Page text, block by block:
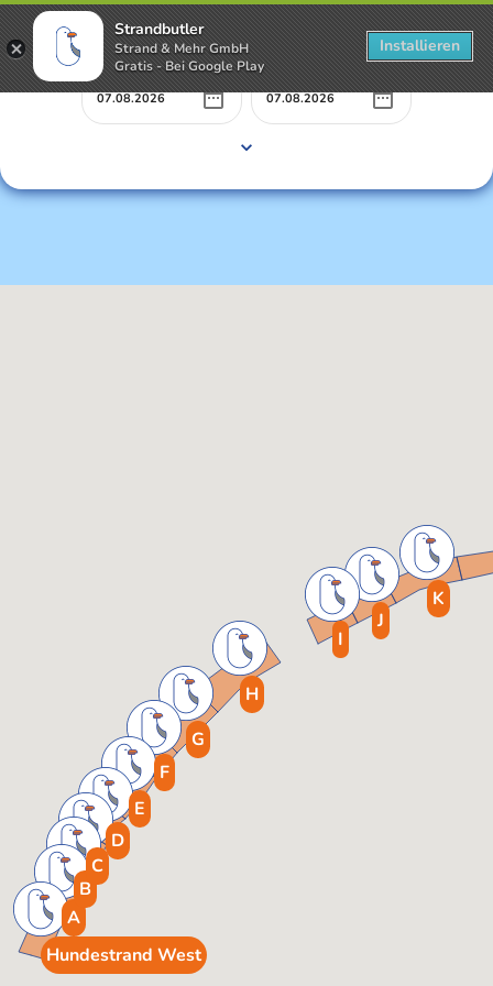
Mietbeginn Mietende
Hundestrand West
A
B
C
D
E
F
G
H
I
J
K
Strandbutler
Strand & Mehr GmbH
Gratis - Bei Google Play
Installieren